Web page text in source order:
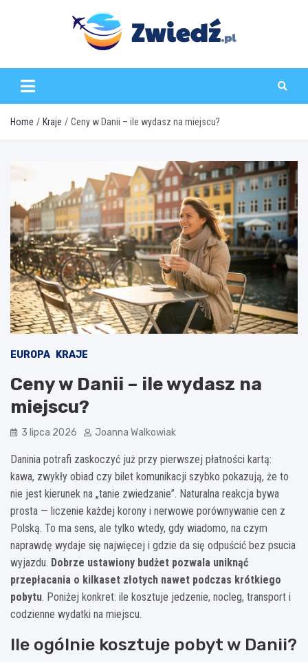
zwiedz.pl
Home Kraje Ceny w Danii – ile wydasz na miejscu?
EUROPA KRAJE
Ceny w Danii – ile wydasz na
miejscu?
3 lipca 2026 Joanna Walkowiak
Daninia potrafi zaskoczyć już przy pierwszej płatności kartą:
kawa, zwykły obiad czy bilet komunikacji szybko pokazują, że to
nie jest kierunek na „tanie zwiedzanie”. Naturalna reakcja bywa
prosta — liczenie każdej korony i nerwowe porównywanie cen z
Polską. To ma sens, ale tylko wtedy, gdy wiadomo, na czym
naprawdę wydaje się najwięcej i gdzie da się odpuścić bez psucia
wyjazdu. Dobrze ustawiony budżet pozwala uniknąć
przepłacania o kilkaset złotych nawet podczas krótkiego
pobytu. Poniżej konkret: ile kosztuje jedzenie, nocleg, transport i
codzienne wydatki na miejscu.
Ile ogólnie kosztuje pobyt w Danii?